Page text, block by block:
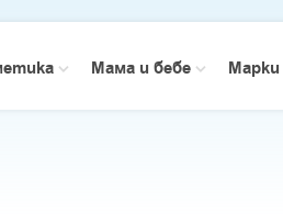
Мама и бебе Марки